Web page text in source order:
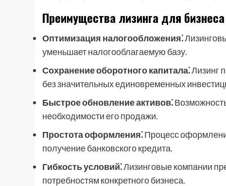
Преимущества лизинга для бизнеса
Оптимизация налогообложения⁚
уменьшает налогооблагаемую базу.
Сохранение оборотного капитала⁚Лизинг
без значительных единовременных
Быстрое обновление активов⁚
необходимости его продажи.
Простота оформления⁚Процесс
получение банковского кредита.
Гибкость условий⁚Лизинговые компании
потребностям конкретного бизнеса.